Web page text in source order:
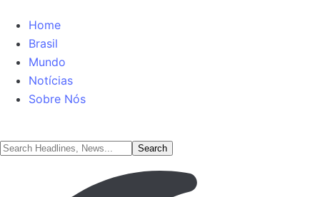
Home
Brasil
Mundo
Notícias
Sobre Nós